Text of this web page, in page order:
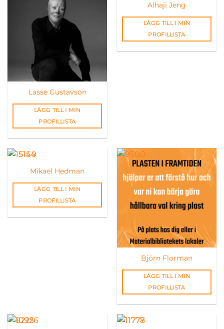
Lasse Gustavson
LÄGG TILL I MIN
PROFILLISTA
Alhaji Jeng
LÄGG TILL I MIN
PROFILLISTA
Mikael Hedman
LÄGG TILL I MIN
PROFILLISTA
Björn Florman
LÄGG TILL I MIN
PROFILLISTA